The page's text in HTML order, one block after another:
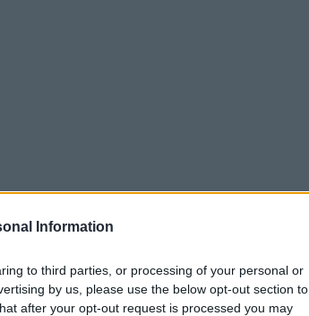
Information
to third parties, or processing of your personal or
by us, please use the below opt-out section to
after your opt-out request is processed you may